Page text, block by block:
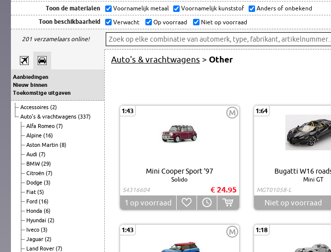
Toon de materialen Voornamelijk metaal Voornamelijk kunststof Anders of onbekend
Toon beschikbaarheid Verwacht Op voorraad Niet op voorraad
201 verzamelaars online!
Aanbiedingen
Nieuw binnen
Toekomstige uitgaven
Accessoires (2)
Auto's & vrachtwagens (337)
Alfa Romeo (7)
Alpine (16)
Aston Martin (8)
Audi (7)
BMW (29)
Citroën (7)
Dodge (3)
Fiat (5)
Ford (16)
Honda (6)
Hyundai (2)
Iveco (3)
Jaguar (2)
Land Rover (7)
Auto's & vrachtwagens > Other
1:43 M
Mini Cooper Sport '97
Solido
S4316604
€ 24.95
1 op voorraad
1:64
Bugatti W16
Mini GT
MGT01058-L
Niet op voorraad
1:43 M 1:18